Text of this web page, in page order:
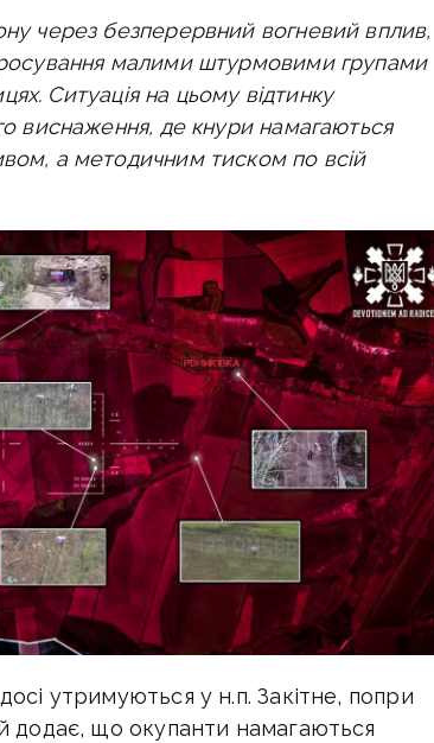
через безперервний вогневий вплив,
малими штурмовими групами
Ситуація на цьому відтинку
виснаження, де кнури намагаються
а методичним тиском по всій
утримуються у н.п. Закітне, попри
додає, що окупанти намагаються